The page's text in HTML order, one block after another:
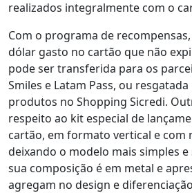
realizados integralmente com o
Com o programa de
dólar gasto no cartão que não
pode ser transferida para os
Smiles e Latam Pass, ou
produtos no Shopping Sicredi.
respeito ao kit especial de
cartão, em formato vertical e com
deixando o modelo mais simples
sua composição é em metal e
agregam no design e